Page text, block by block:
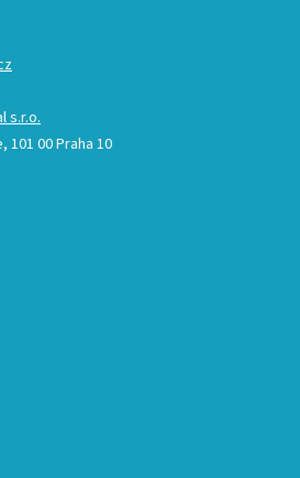
s.r.o.
101 00 Praha 10